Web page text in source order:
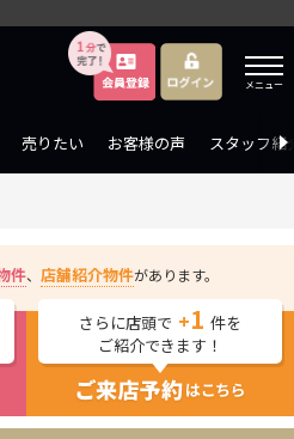
メニュー
売りたい お客様の声 スタッフ紹
件、 店舗紹介物件があります。
さらに店頭で +1 件を
ご紹介できます！